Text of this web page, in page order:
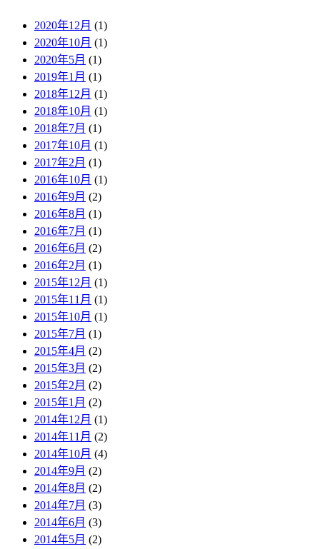
2020年12月 (1)
2020年10月 (1)
2020年5月 (1)
2019年1月 (1)
2018年12月 (1)
2018年10月 (1)
2018年7月 (1)
2017年10月 (1)
2017年2月 (1)
2016年10月 (1)
2016年9月 (2)
2016年8月 (1)
2016年7月 (1)
2016年6月 (2)
2016年2月 (1)
2015年12月 (1)
2015年11月 (1)
2015年10月 (1)
2015年7月 (1)
2015年4月 (2)
2015年3月 (2)
2015年2月 (2)
2015年1月 (2)
2014年12月 (1)
2014年11月 (2)
2014年10月 (4)
2014年9月 (2)
2014年8月 (2)
2014年7月 (3)
2014年6月 (3)
2014年5月 (2)